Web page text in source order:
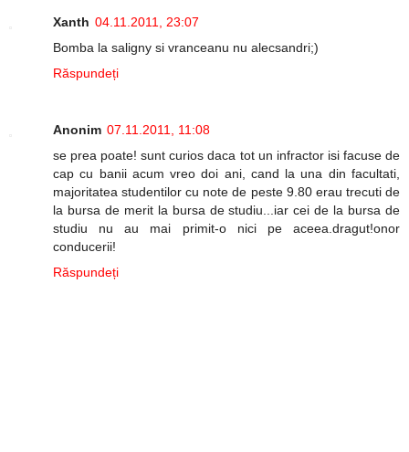
Xanth 04.11.2011, 23:07
Bomba la saligny si vranceanu nu alecsandri;)
Răspundeți
Anonim 07.11.2011, 11:08
se prea poate! sunt curios daca tot un infractor isi facuse de
cap cu banii acum vreo doi ani, cand la una din facultati,
majoritatea studentilor cu note de peste 9.80 erau trecuti de
la bursa de merit la bursa de studiu...iar cei de la bursa de
studiu nu au mai primit-o nici pe aceea.dragut!onor
conducerii!
Răspundeți